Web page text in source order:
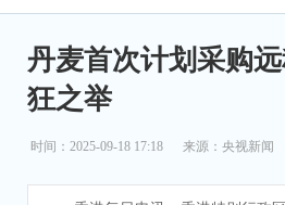
丹麦首次计划采购
狂之举
时间：2025-09-18 17:18 来源： 央视新闻